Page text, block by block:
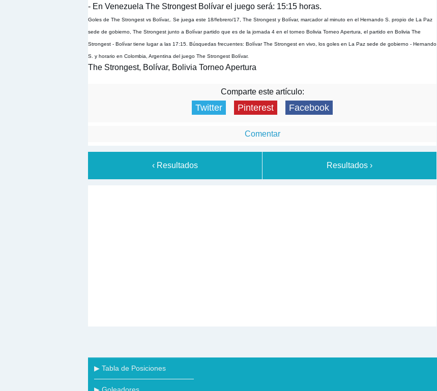
- En Venezuela The Strongest Bolívar el juego será: 15:15 horas.
Goles de The Strongest vs Bolívar,. Se juega este 18/febrero/17, The Strongest y Bolívar, marcador al minuto en el Hernando S. propio de La Paz
sede de gobierno, The Strongest junto a Bolívar partido que es de la jornada 4 en el torneo Bolivia Torneo Apertura, el partido en Bolivia The
Strongest - Bolívar tiene lugar a las 17:15. Búsquedas frecuentes: Bolívar The Strongest en vivo, los goles en La Paz sede de gobierno - Hernando
S. y horario en Colombia, Argentina del juego The Strongest Bolívar.
The Strongest, Bolívar, Bolivia Torneo Apertura
Comparte este artículo:
Twitter Pinterest Facebook
Comentar
‹ Resultados Resultados ›
▶ Tabla de Posiciones